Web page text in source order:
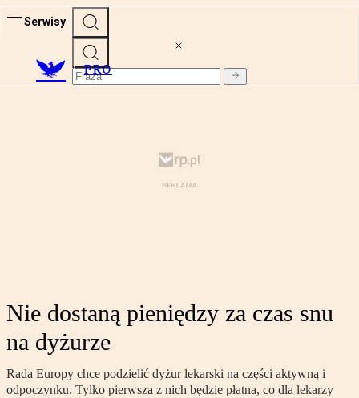
Serwisy
PRO
Nie dostaną pieniędzy za czas snu
na dyżurze
Rada Europy chce podzielić dyżur lekarski na części aktywną i
odpoczynku. Tylko pierwsza z nich będzie płatna, co dla lekarzy